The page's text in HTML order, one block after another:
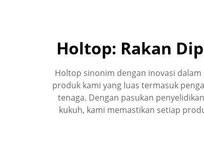
Holtop: Rakan
Holtop sinonim dengan inovasi
produk kami yang luas termasuk
tenaga. Dengan pasukan
kukuh, kami memastikan setiap